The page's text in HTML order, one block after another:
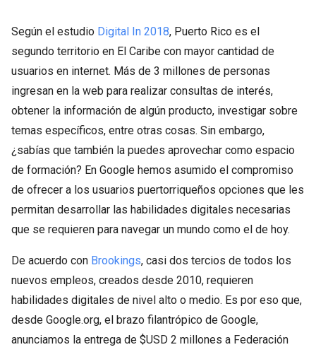
Según el estudio Digital In 2018, Puerto Rico es el
segundo territorio en El Caribe con mayor cantidad de
usuarios en internet. Más de 3 millones de personas
ingresan en la web para realizar consultas de interés,
obtener la información de algún producto, investigar sobre
temas específicos, entre otras cosas. Sin embargo,
¿sabías que también la puedes aprovechar como espacio
de formación? En Google hemos asumido el compromiso
de ofrecer a los usuarios puertorriqueños opciones que les
permitan desarrollar las habilidades digitales necesarias
que se requieren para navegar un mundo como el de hoy.
De acuerdo con Brookings, casi dos tercios de todos los
nuevos empleos, creados desde 2010, requieren
habilidades digitales de nivel alto o medio. Es por eso que,
desde Google.org, el brazo filantrópico de Google,
anunciamos la entrega de $USD 2 millones a Federación